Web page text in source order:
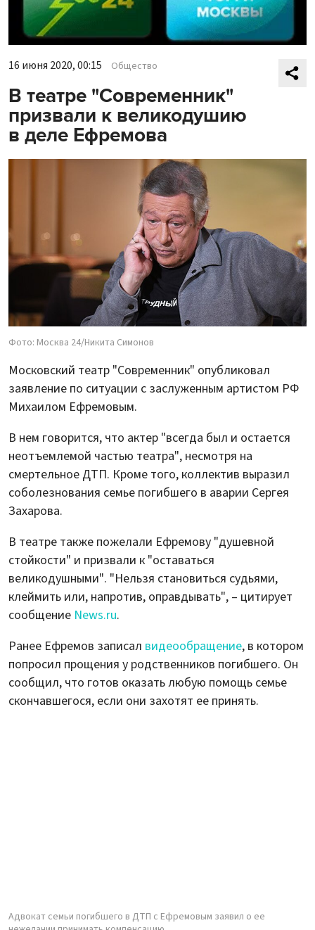
16 июня 2020, 00:15 Общество
В театре "Современник"
призвали к великодушию
в деле Ефремова
Фото: Москва 24/Никита Симонов
Московский театр "Современник" опубликовал
заявление по ситуации с заслуженным артистом РФ
Михаилом Ефремовым.
В нем говорится, что актер "всегда был и остается
неотъемлемой частью театра", несмотря на
смертельное ДТП. Кроме того, коллектив выразил
соболезнования семье погибшего в аварии Сергея
Захарова.
В театре также пожелали Ефремову "душевной
стойкости" и призвали к "оставаться
великодушными". "Нельзя становиться судьями,
клеймить или, напротив, оправдывать", – цитирует
сообщение News.ru.
Ранее Ефремов записал видеообращение, в котором
попросил прощения у родственников погибшего. Он
сообщил, что готов оказать любую помощь семье
скончавшегося, если они захотят ее принять.
Адвокат семьи погибшего в ДТП с Ефремовым заявил о ее